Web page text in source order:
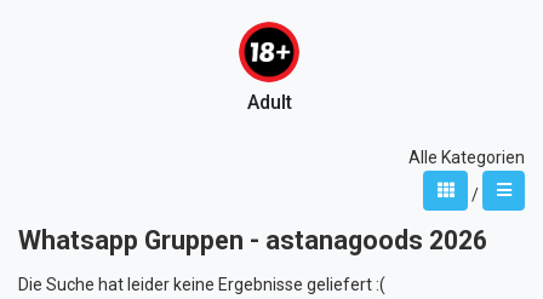
Adult
Alle Kategorien
/
Whatsapp Gruppen - astanagoods 2026
Die Suche hat leider keine Ergebnisse geliefert :(